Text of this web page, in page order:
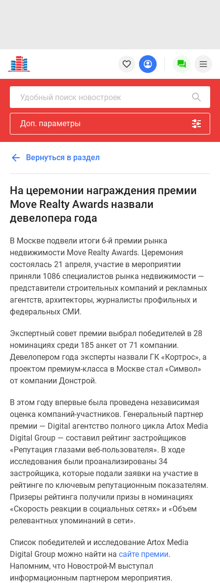
Новостройки
Квартиры
Ипотека
Новостройки
Москвы
Новостройки
Подмосковья
Новостройки
Москвы
Готовые
новостройки
Новостройки
карте
предложения
Коммерческие
помещения
Продавцы
застройщики
Панорамы
Видеообзор
новостроек
Экспертиза
новостроек
Экология
Москвы
Подмосковья
Студии
комнатные
комнатные
комнатные
Квартиры
карте
Ипотечный
калькулятор
Семейная
Удобный поиск новостроек
Доп. параметры
Вернуться в раздел
На церемонии награждения премии
Move Realty Awards назвали
девелопера года
В Москве подвели итоги 6-й премии рынка
недвижимости Move Realty Awards. Церемония
состоялась 21 апреля, участие в мероприятии
приняли 1086 специалистов рынка недвижимости —
представители строительных компаний и рекламных
агентств, архитекторы, журналисты профильных и
федеральных СМИ.
Экспертный совет премии выбрал победителей в 28
номинациях среди 185 анкет от 71 компании.
Девелопером года эксперты назвали ГК «Кортрос», а
проектом премиум-класса в Москве стал «Символ»
от компании Донстрой.
В этом году впервые была проведена независимая
оценка компаний-участников. Генеральный партнер
премии — Digital агентство полного цикла Artox Media
Digital Group — составил рейтинг застройщиков
«Репутация глазами веб-пользователя». В ходе
исследования были проанализированы 34
застройщика, которые подали заявки на участие в
рейтинге по ключевым репутационным показателям.
Призеры рейтинга получили призы в номинациях
«Скорость реакции в социальных сетях» и «Объем
релевантных упоминаний в сети».
Список победителей и исследование Artox Media
Digital Group можно найти на сайте премии.
Напомним, что Новострой-М выступал
информационным партнером мероприятия.